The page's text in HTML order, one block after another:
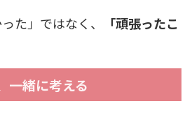
た」ではなく、
「頑張ったこ
一緒に考える